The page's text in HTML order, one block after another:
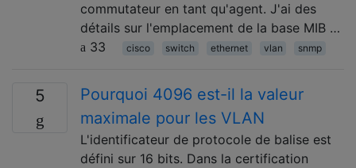
commutateur en tant qu'agent. J'ai des
détails sur l'emplacement de la base MIB …
33
cisco switch ethernet vlan snmp
5
Pourquoi 4096 est-il la valeur
maximale pour les VLAN
L'identificateur de protocole de balise est
défini sur 16 bits. Dans la certification